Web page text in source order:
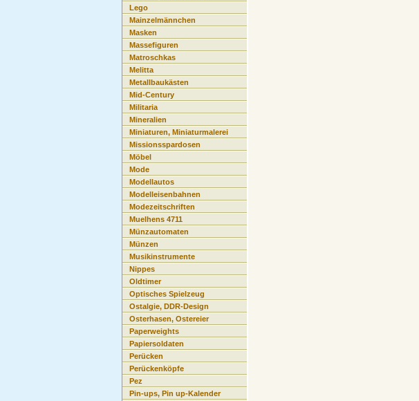
Lego
Mainzelmännchen
Masken
Massefiguren
Matroschkas
Melitta
Metallbaukästen
Mid-Century
Militaria
Mineralien
Miniaturen, Miniaturmalerei
Missionsspardosen
Möbel
Mode
Modellautos
Modelleisenbahnen
Modezeitschriften
Muelhens 4711
Münzautomaten
Münzen
Musikinstrumente
Nippes
Oldtimer
Optisches Spielzeug
Ostalgie, DDR-Design
Osterhasen, Ostereier
Paperweights
Papiersoldaten
Perücken
Perückenköpfe
Pez
Pin-ups, Pin up-Kalender